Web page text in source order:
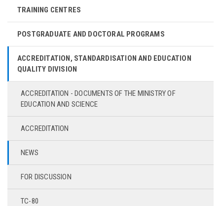
TRAINING CENTRES
POSTGRADUATE AND DOCTORAL PROGRAMS
ACCREDITATION, STANDARDISATION AND EDUCATION
QUALITY DIVISION
ACCREDITATION - DOCUMENTS OF THE MINISTRY OF
EDUCATION AND SCIENCE
ACCREDITATION
NEWS
FOR DISCUSSION
TC-80